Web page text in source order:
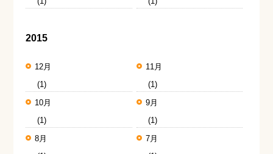
2015
12月
(1)
11月
(1)
10月
(1)
9月
(1)
8月
7月